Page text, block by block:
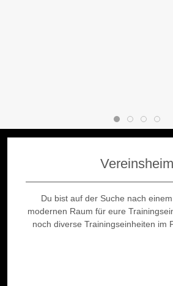
Vereinsheim
Du bist auf der Suche nach
modernen Raum für eure
noch diverse Trainingseinheiten im